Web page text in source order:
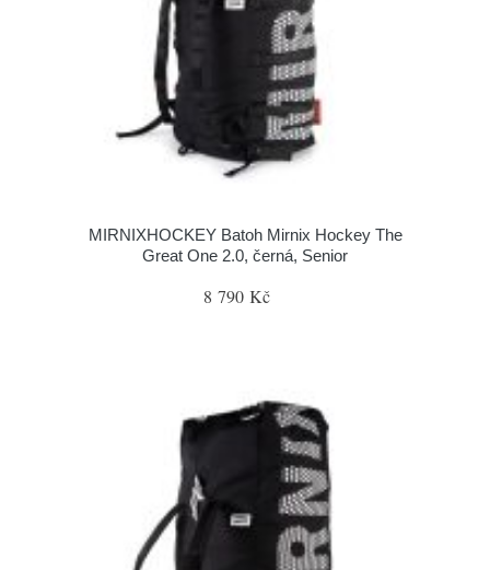
MIRNIXHOCKEY Batoh Mirnix Hockey The
Great One 2.0, černá, Senior
8 790 Kč